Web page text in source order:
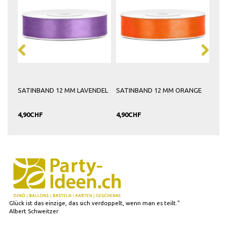
SATINBAND 12 MM LAVENDEL
4,90CHF
SATINBAND 12 MM ORANGE
4,90CHF
Glück ist das einzige, das sich verdoppelt, wenn man es teilt."
Albert Schweitzer